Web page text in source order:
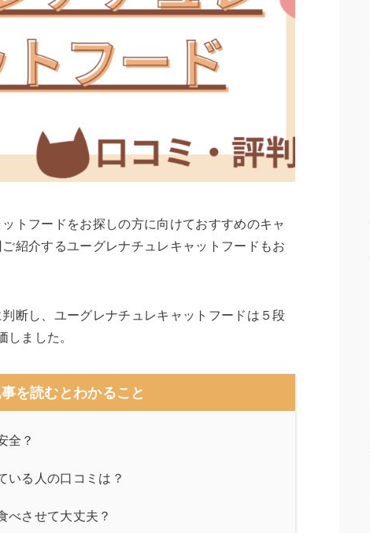
トフードをお探しの方に向けておすすめのキャ
紹介するユーグレナチュレキャットフードもお
断し、ユーグレナチュレキャットフードは５段
しました。
を読むとわかること
全？
いる人の口コミは？
べさせて大丈夫？